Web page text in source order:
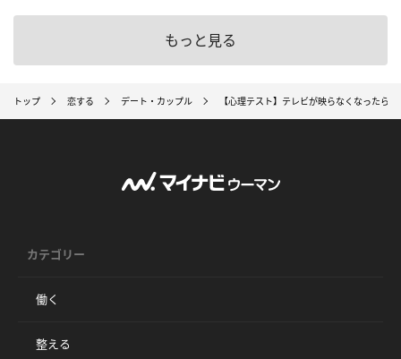
もっと見る
トップ 恋する デート・カップル 【心理テスト】テレビが映らなくなった
カテゴリー
働く
整える